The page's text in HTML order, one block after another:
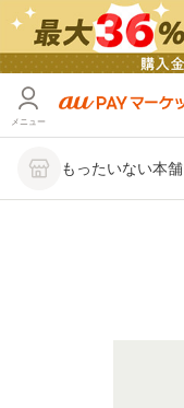
メニュー
もったいない本舗